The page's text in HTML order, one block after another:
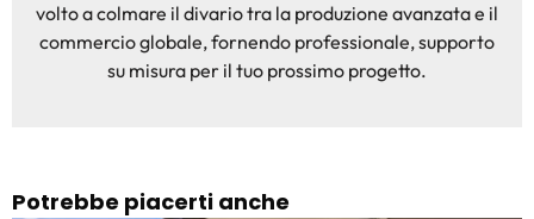
volto a colmare il divario tra la produzione avanzata e il
commercio globale, fornendo professionale, supporto
su misura per il tuo prossimo progetto.
Potrebbe piacerti anche